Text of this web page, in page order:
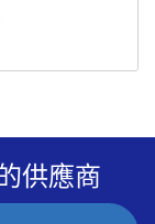
供應商